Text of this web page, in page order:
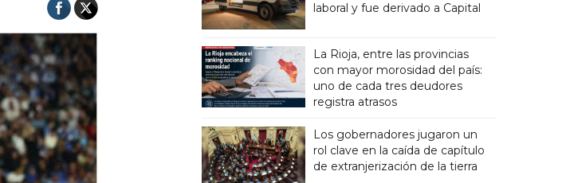
laboral y fue derivado a Capital
La Rioja, entre las provincias
con mayor morosidad del país:
uno de cada tres deudores
registra atrasos
Los gobernadores jugaron un
rol clave en la caída de capítulo
de extranjerización de la tierra